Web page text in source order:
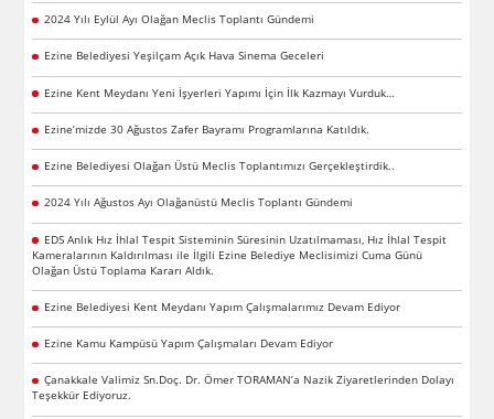
2024 Yılı Eylül Ayı Olağan Meclis Toplantı Gündemi
Ezine Belediyesi Yeşilçam Açık Hava Sinema Geceleri
Ezine Kent Meydanı Yeni İşyerleri Yapımı İçin İlk Kazmayı Vurduk…
Ezine’mizde 30 Ağustos Zafer Bayramı Programlarına Katıldık.
Ezine Belediyesi Olağan Üstü Meclis Toplantımızı Gerçekleştirdik..
2024 Yılı Ağustos Ayı Olağanüstü Meclis Toplantı Gündemi
EDS Anlık Hız İhlal Tespit Sisteminin Süresinin Uzatılmaması, Hız İhlal Tespit
Kameralarının Kaldırılması ile İlgili Ezine Belediye Meclisimizi Cuma Günü
Olağan Üstü Toplama Kararı Aldık.
Ezine Belediyesi Kent Meydanı Yapım Çalışmalarımız Devam Ediyor
Ezine Kamu Kampüsü Yapım Çalışmaları Devam Ediyor
Çanakkale Valimiz Sn.Doç. Dr. Ömer TORAMAN’a Nazik Ziyaretlerinden Dolayı
Teşekkür Ediyoruz.